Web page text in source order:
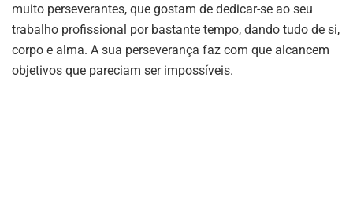
muito perseverantes, que gostam de dedicar-se ao seu
trabalho profissional por bastante tempo, dando tudo de si,
corpo e alma. A sua perseverança faz com que alcancem
objetivos que pareciam ser impossíveis.